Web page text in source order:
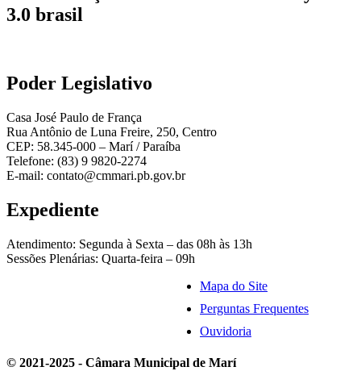
3.0 brasil
Poder Legislativo
Casa José Paulo de França
Rua Antônio de Luna Freire, 250, Centro
CEP: 58.345-000 – Marí / Paraíba
Telefone: (83) 9 9820-2274
E-mail: contato@cmmari.pb.gov.br
Expediente
Atendimento: Segunda à Sexta – das 08h às 13h
Sessões Plenárias: Quarta-feira – 09h
Mapa do Site
Perguntas Frequentes
Ouvidoria
© 2021-2025 - Câmara Municipal de Marí